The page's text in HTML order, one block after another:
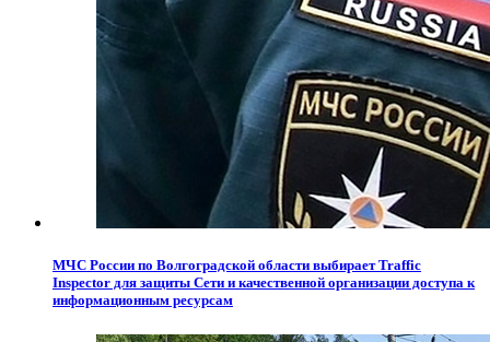
МЧС России по Волгоградской области выбирает Traffic
Inspector для защиты Сети и качественной организации доступа к
информационным ресурсам